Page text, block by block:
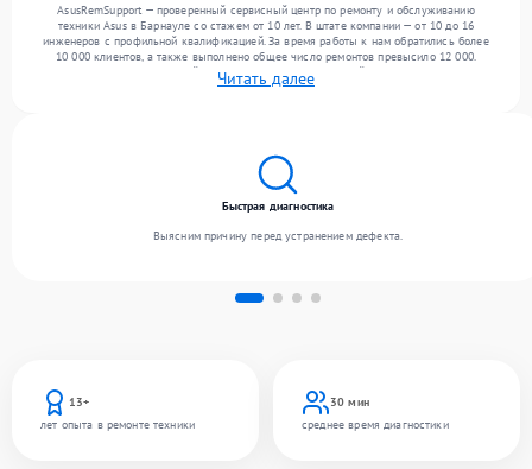
AsusRemSupport — проверенный сервисный центр по ремонту и обслуживанию
техники Asus в Барнауле со стажем от 10 лет. В штате компании — от 10 до 16
инженеров с профильной квалификацией. За время работы к нам обратились более
10 000 клиентов, а также выполнено общее число ремонтов превысило 12 000.
Ежемесячно в сервисный центр поступает от 300 устройств, включая , , . Мы
устраняем поломки любой сложности и гарантируем высокое качество обслуживания
Читать далее
13+
лет опыта в ремонте техники
30 мин
среднее время диагностики
Быстрая диагностика
Выясним причину перед устранением дефекта.